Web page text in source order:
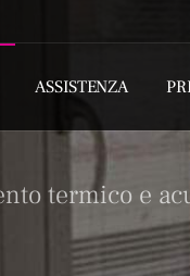
ASSISTENZA
termico e